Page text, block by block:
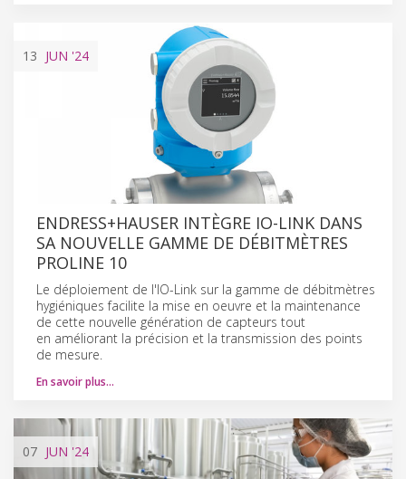
13 JUN '24
ENDRESS+HAUSER INTÈGRE IO-LINK DANS
SA NOUVELLE GAMME DE DÉBITMÈTRES
PROLINE 10
Le déploiement de l'IO-Link sur la gamme de débitmètres
hygiéniques facilite la mise en oeuvre et la maintenance
de cette nouvelle génération de capteurs tout
en améliorant la précision et la transmission des points
de mesure.
En savoir plus…
07 JUN '24